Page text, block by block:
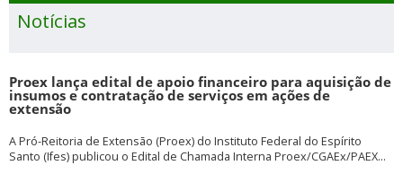
Notícias
Proex lança edital de apoio financeiro para aquisição de
insumos e contratação de serviços em ações de
extensão
A Pró-Reitoria de Extensão (Proex) do Instituto Federal do Espírito
Santo (Ifes) publicou o Edital de Chamada Interna Proex/CGAEx/PAEX...